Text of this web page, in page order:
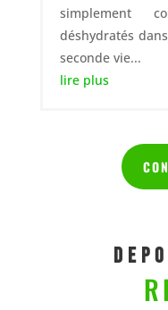
simplement
déshydratés
seconde vie...
lire plus